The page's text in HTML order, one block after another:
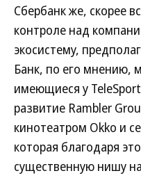
Сбербанк же, скорее
контроле над
экосистему,
Банк, по его мнению,
имеющиеся у
развитие Rambler
кинотеатром Okko и
которая благодаря
существенную нишу